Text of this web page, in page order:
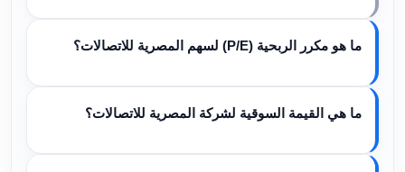
ما هو مكرر الربحية (P/E) لسهم المصرية للاتصالات؟
ما هي القيمة السوقية لشركة المصرية للاتصالات؟